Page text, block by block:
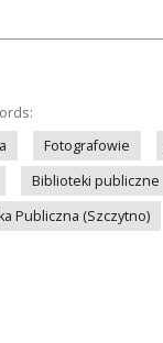
Fotografowie
Biblioteki publiczne
Publiczna (Szczytno)